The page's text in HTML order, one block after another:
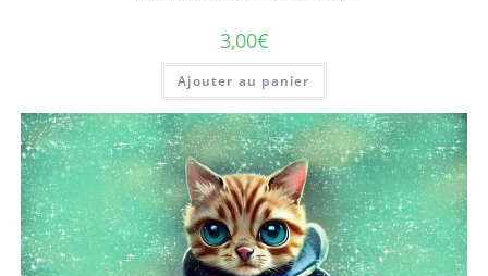
3,00€
Ajouter au panier